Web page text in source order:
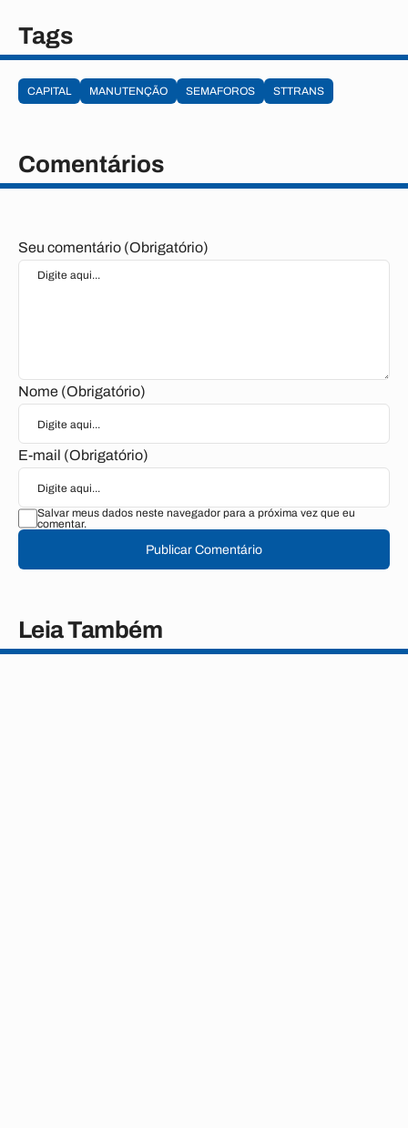
Tags
CAPITAL MANUTENÇÃO SEMAFOROS STTRANS
Comentários
Seu comentário (Obrigatório)
Nome (Obrigatório)
E-mail (Obrigatório)
Salvar meus dados neste navegador para a próxima vez que eu
comentar.
Publicar Comentário
Leia Também